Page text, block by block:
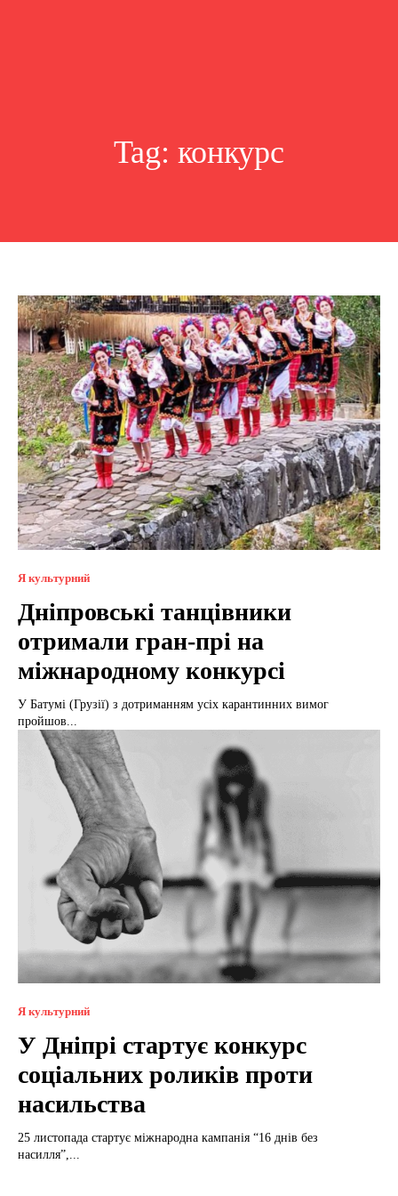
Tag: конкурс
Я культурний
Дніпровські танцівники
отримали гран-прі на
міжнародному конкурсі
У Батумі (Грузії) з дотриманням усіх карантинних вимог
пройшов...
Я культурний
У Дніпрі стартує конкурс
соціальних роликів проти
насильства
25 листопада стартує міжнародна кампанія “16 днів без
насилля”,...